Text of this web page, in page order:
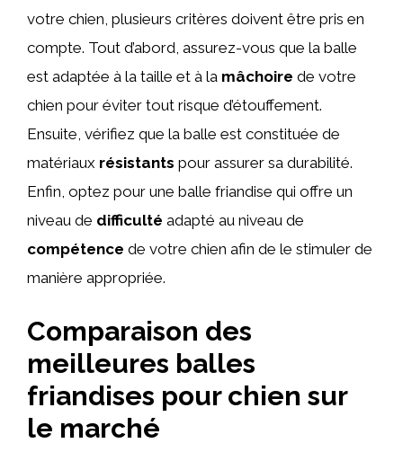
votre chien, plusieurs critères doivent être pris en
compte. Tout d’abord, assurez-vous que la balle
est adaptée à la taille et à la mâchoire de votre
chien pour éviter tout risque d’étouffement.
Ensuite, vérifiez que la balle est constituée de
matériaux résistants pour assurer sa durabilité.
Enfin, optez pour une balle friandise qui offre un
niveau de difficulté adapté au niveau de
compétence de votre chien afin de le stimuler de
manière appropriée.
Comparaison des
meilleures balles
friandises pour chien sur
le marché